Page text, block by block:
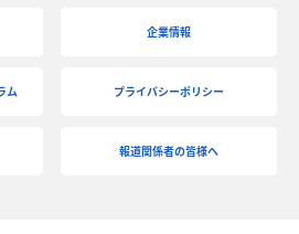
企業情報
ム プライバシーポリシー
報道関係者の皆様へ